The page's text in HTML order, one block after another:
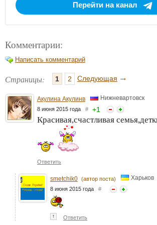
Перейти на канал
Комментарии:
Написать комментарий
Страницы: 1 2 Следующая →
Акулина Акулинв Нижневартовск
8 июня 2015 года # +1
Красивая,счастливая
Ответить
smetchik0 (автор поста) Харьков
8 июня 2015 года #
↑ Ответить